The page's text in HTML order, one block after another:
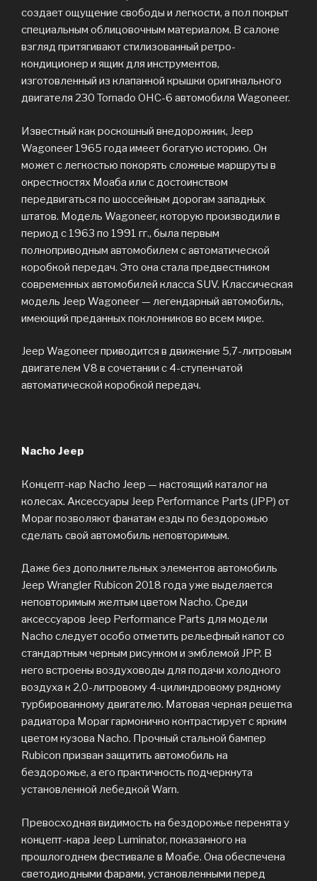
создает ощущение свободы и легкости, а пол покрыт
специальным облицовочным материалом. В салоне
взгляд притягивают стилизованный ретро-
кондиционер и ящик для инструментов,
изготовленный из клапанной крышки оригинального
двигателя 230 Tornado OHC-6 автомобиля Wagoneer.
Известный как роскошный внедорожник, Jeep
Wagoneer 1965 года имеет богатую историю. Он
может с легкостью покорять сложные маршруты в
окрестностях Моаба или с достоинством
передвигаться по шоссейным дорогам западных
штатов. Модель Wagoneer, которую производили в
период с 1963 по 1991 гг., была первым
полноприводным автомобилем с автоматической
коробкой передач. Это она стала предвестником
современных автомобилей класса SUV. Классическая
модель Jeep Wagoneer — легендарный автомобиль,
имеющий преданных поклонников во всем мире.
Jeep Wagoneer приводится в движение 5,7-литровым
двигателем V8 в сочетании с 4-ступенчатой
автоматической коробкой передач.
Nacho Jeep
Концепт-кар Nacho Jeep — настоящий каталог на
колесах. Аксессуары Jeep Performance Parts (JPP) от
Mopar позволяют фанатам езды по бездорожью
сделать свой автомобиль неповторимым.
Даже без дополнительных элементов автомобиль
Jeep Wrangler Rubicon 2018 года уже выделяется
неповторимым желтым цветом Nacho. Среди
аксессуаров Jeep Performance Parts для модели
Nacho следует особо отметить рельефный капот со
стандартным черным рисунком и эмблемой JPP. В
него встроены воздуховоды для подачи холодного
воздуха к 2,0-литровому 4-цилиндровому рядному
турбированному двигателю. Матовая черная решетка
радиатора Mopar гармонично контрастирует с ярким
цветом кузова Nacho. Прочный стальной бампер
Rubicon призван защитить автомобиль на
бездорожье, а его практичность подчеркнута
установленной лебедкой Warn.
Превосходная видимость на бездорожье перенята у
концепт-кара Jeep Luminator, показанного на
прошлогоднем фестивале в Моабе. Она обеспечена
светодиодными фарами, установленными перед